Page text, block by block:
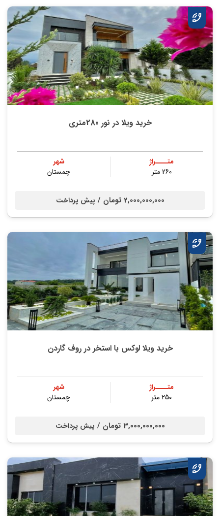
خرید ویلا در نور 280متری
متــــراژ
260 متر
شهر
چمستان
2,000,000,000 تومان / پیش پرداخت
خرید ویلا لوکس با استخر در روف گاردن
متــــراژ
250 متر
شهر
چمستان
3,000,000,000 تومان / پیش پرداخت